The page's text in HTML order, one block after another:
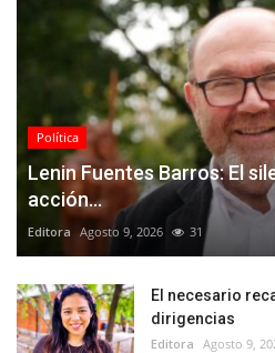
Política
Lenin Fuentes Barros: El
acción...
Editora Agosto 9, 2026 31
El necesario
dirigencias
Editora Agosto 9,